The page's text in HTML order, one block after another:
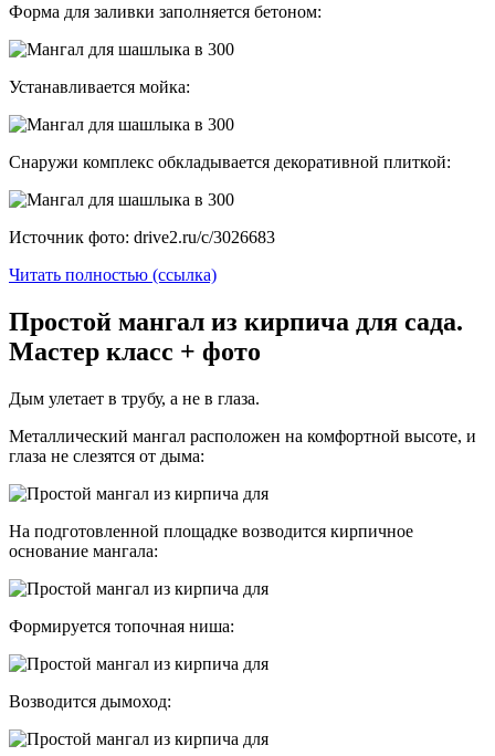
Форма для заливки заполняется бетоном:
Устанавливается мойка:
Снаружи комплекс обкладывается декоративной плиткой:
Источник фото: drive2.ru/c/3026683
Читать полностью (ссылка)
Простой мангал из кирпича для сада.
Мастер класс + фото
Дым улетает в трубу, а не в глаза.
Металлический мангал расположен на комфортной высоте, и
глаза не слезятся от дыма:
На подготовленной площадке возводится кирпичное
основание мангала:
Формируется топочная ниша:
Возводится дымоход: